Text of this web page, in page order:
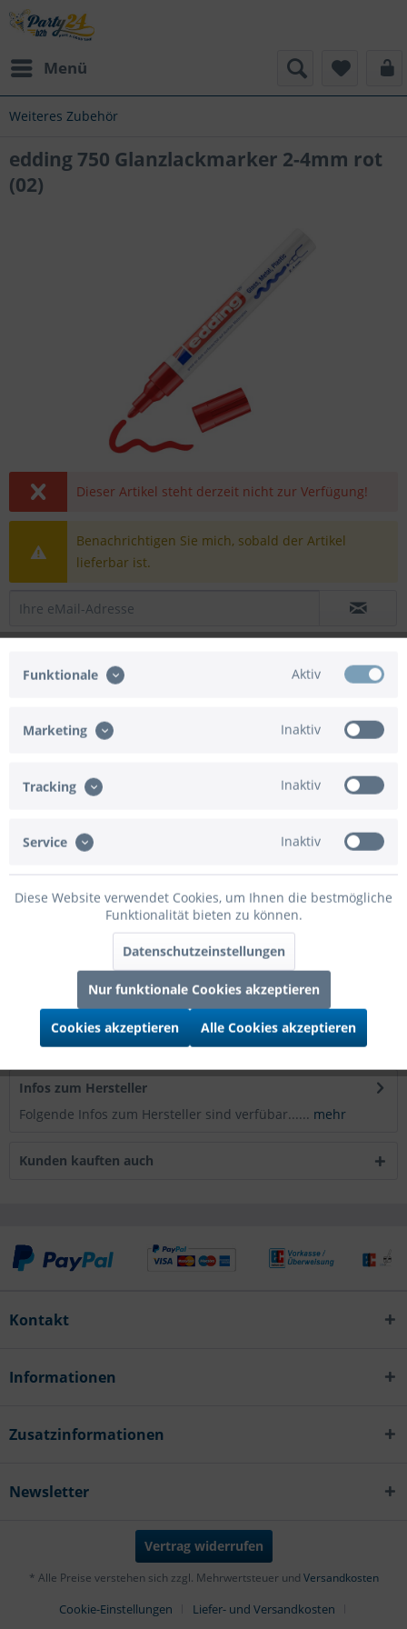
Menü
Weiteres Zubehör
edding 750 Glanzlackmarker 2-4mm rot
(02)
Dieser Artikel steht derzeit nicht zur Verfügung!
Benachrichtigen Sie mich, sobald der Artikel
lieferbar ist.
genommen.
in den Warenkorb zu gelangen.
Artikel-Nr.:
EAN/UPC:
Verpackungsart:
Lose
Produktmerkmale A Glanzlackmarker für stark deckendes,
permanentes und...mehr
Bewertungen
0
Bewertungen lesen, schreiben und diskutieren...
Infos zum Hersteller
Folgende Infos zum Hersteller sind verfübar...... mehr
Kunden kauften auch
Kontakt
Informationen
Zusatzinformationen
Newsletter
Vertrag widerrufen
* Alle Preise verstehen sich zzgl. Mehrwertsteuer und Versandkosten
Cookie-Einstellungen Liefer- und Versandkosten
Funktionale Aktiv
Marketing Inaktiv
Tracking Inaktiv
Service Inaktiv
Diese Website verwendet Cookies, um Ihnen die bestmögliche
Funktionalität bieten zu können.
Datenschutzeinstellungen
Nur funktionale Cookies akzeptieren
Cookies akzeptieren Alle Cookies akzeptieren